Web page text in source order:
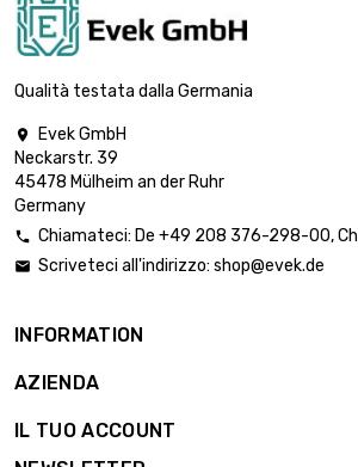
lunghezza : 0.25 Meter
Spessore/Resistenza :
larghezza : 30mm
lunghezza : 0.5 Meter
Spessore/Resistenza :
0.5mm
0.5mm
larghezza : 30mm
Spessore/Resistenza :
larghezza : 30mm
Qualità testata dalla Germania

Evek GmbH
Neckarstr. 39
45478 Mülheim an der Ruhr
Germany
 Chiamateci: De +49 208 376-298-00, Ch
 Scriveteci all'indirizzo: shop@evek.de
INFORMATION
AZIENDA
IL TUO ACCOUNT